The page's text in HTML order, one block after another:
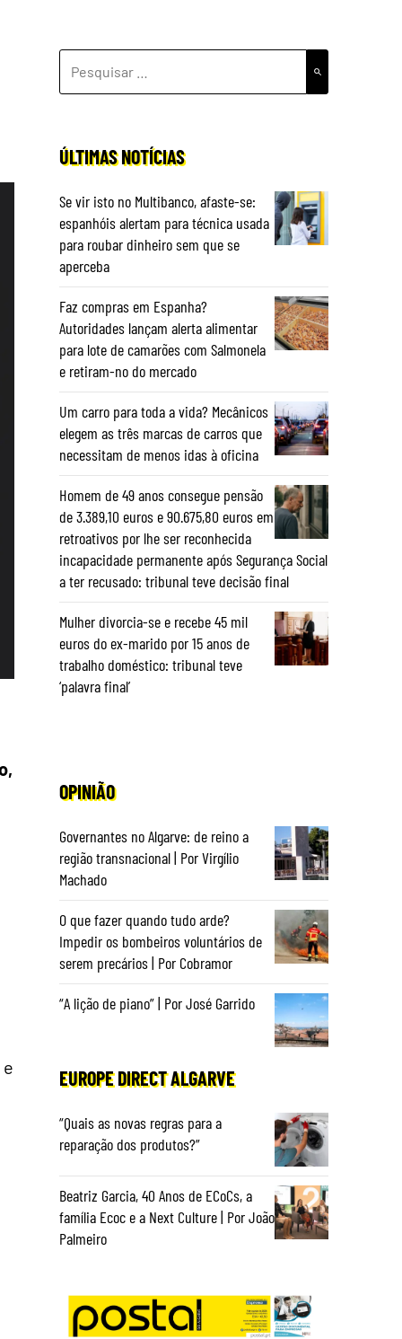
POR:
ÚLTIMAS NOTÍCIAS
Se vir isto no Multibanco, afaste-se:
espanhóis alertam para técnica usada
para roubar dinheiro sem que se
aperceba
Faz compras em Espanha?
Autoridades lançam alerta alimentar
para lote de camarões com Salmonela
e retiram-no do mercado
Um carro para toda a vida? Mecânicos
elegem as três marcas de carros que
necessitam de menos idas à oficina
Homem de 49 anos consegue pensão
de 3.389,10 euros e 90.675,80 euros em
retroativos por lhe ser reconhecida
incapacidade permanente após Segurança Social
a ter recusado: tribunal teve decisão final
Mulher divorcia-se e recebe 45 mil
euros do ex-marido por 15 anos de
trabalho doméstico: tribunal teve
‘palavra final’
OPINIÃO
Governantes no Algarve: de reino a
região transnacional | Por Virgílio
Machado
O que fazer quando tudo arde?
Impedir os bombeiros voluntários de
serem precários | Por Cobramor
“A lição de piano” | Por José Garrido
EUROPE DIRECT ALGARVE
“Quais as novas regras para a
reparação dos produtos?”
Beatriz Garcia, 40 Anos de ECoCs, a
família Ecoc e a Next Culture | Por João
Palmeiro